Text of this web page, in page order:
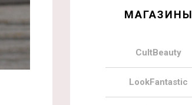
МАГАЗИНЫ
CultBeauty
LookFantastic